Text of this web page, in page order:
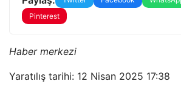
Pinterest
Haber merkezi
Yaratılış tarihi: 12 Nisan 2025 17:38